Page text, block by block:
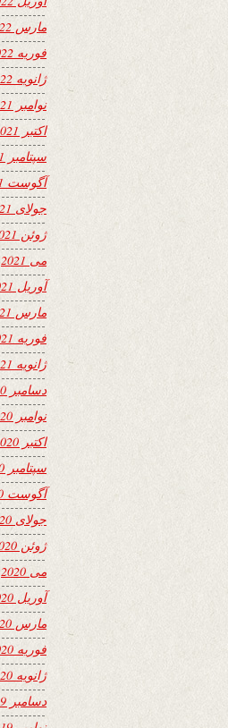
مارس 2022
فوریه 2022
ژانویه 2022
نوامبر 2021
اکتبر 2021
سپتامبر 2021
آگوست 2021
جولای 2021
ژوئن 2021
می 2021
آوریل 2021
مارس 2021
فوریه 2021
ژانویه 2021
دسامبر 2020
نوامبر 2020
اکتبر 2020
سپتامبر 2020
آگوست 2020
جولای 2020
ژوئن 2020
می 2020
آوریل 2020
مارس 2020
فوریه 2020
ژانویه 2020
دسامبر 2019